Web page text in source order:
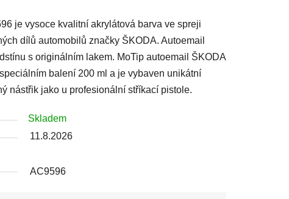
je vysoce kvalitní akrylátová barva ve spreji
dílů automobilů značky ŠKODA. Autoemail
s originálním lakem. MoTip autoemail ŠKODA
balení 200 ml a je vybaven unikátní
nástřik jako u profesionální stříkací pistole.
Skladem
11.8.2026
AC9596